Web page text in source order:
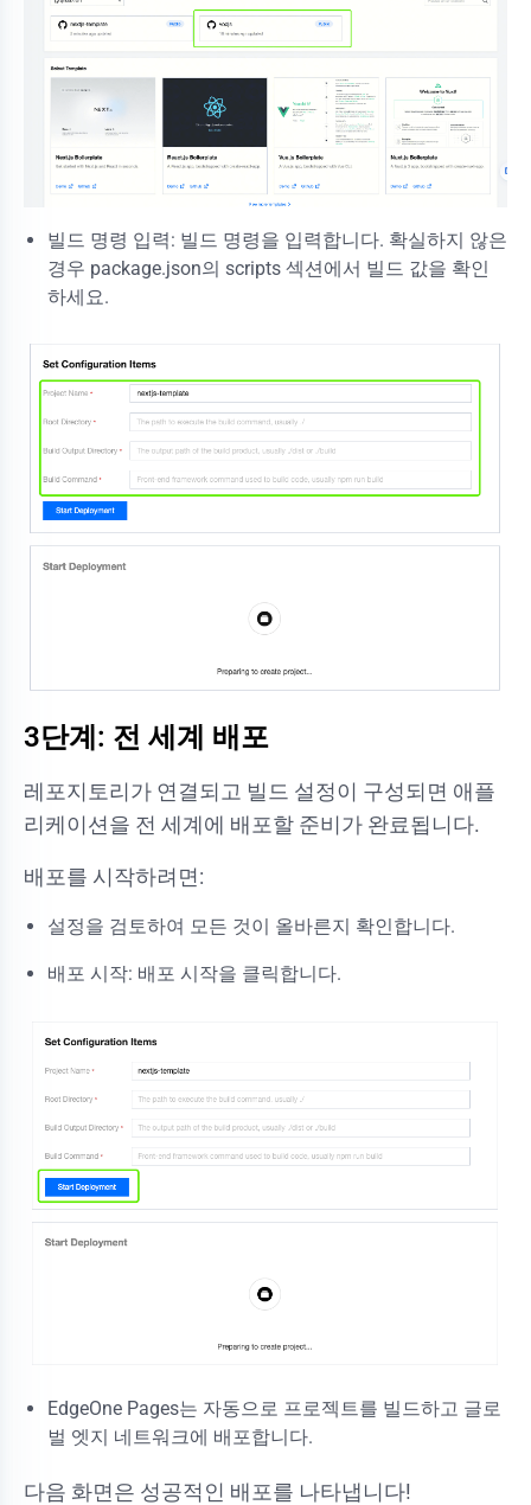
빌드 명령 입력: 빌드 명령을 입력합니다. 확실하지 않은
경우 package.json의 scripts 섹션에서 빌드 값을 확인
하세요.
3단계: 전 세계 배포
레포지토리가 연결되고 빌드 설정이 구성되면 애플
리케이션을 전 세계에 배포할 준비가 완료됩니다.
배포를 시작하려면:
설정을 검토하여 모든 것이 올바른지 확인합니다.
배포 시작: 배포 시작을 클릭합니다.
EdgeOne Pages는 자동으로 프로젝트를 빌드하고 글로
벌 엣지 네트워크에 배포합니다.
다음 화면은 성공적인 배포를 나타냅니다!